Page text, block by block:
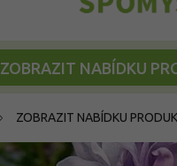
ZOBRAZIT NABÍDKU
ZOBRAZIT NABÍDKU